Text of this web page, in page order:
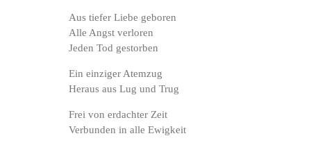
Aus tiefer Liebe geboren
Alle Angst verloren
Jeden Tod gestorben
Ein einziger Atemzug
Heraus aus Lug und Trug
Frei von erdachter Zeit
Verbunden in alle Ewigkeit